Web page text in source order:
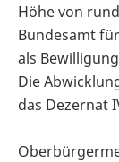
Höhe von
Bundesamt
als
Die
das Dezernat